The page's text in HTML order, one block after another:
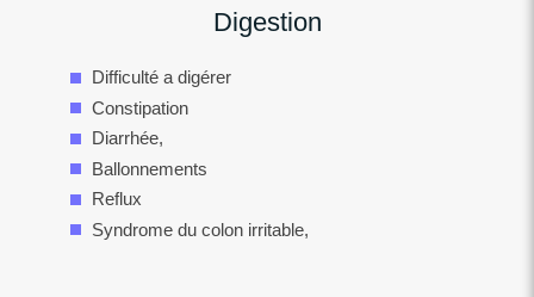
Digestion
Difficulté a digérer
Constipation
Diarrhée,
Ballonnements
Reflux
Syndrome du colon irritable,